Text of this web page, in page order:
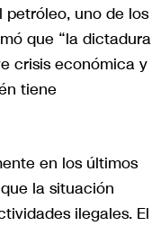
uno de los
que “la dictadura
crisis económica y
tiene
en los últimos
la situación
ilegales. El